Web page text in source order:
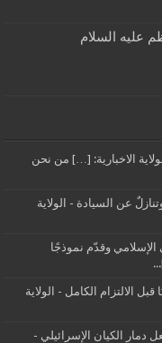
عليه السلام
الاخبارية: […] من نحن
عن السيادة - الولاية
الإسلامي وقدّم نموذجًا
الالتزام الكامل - الولاية
الكيان الإسرائيلي -